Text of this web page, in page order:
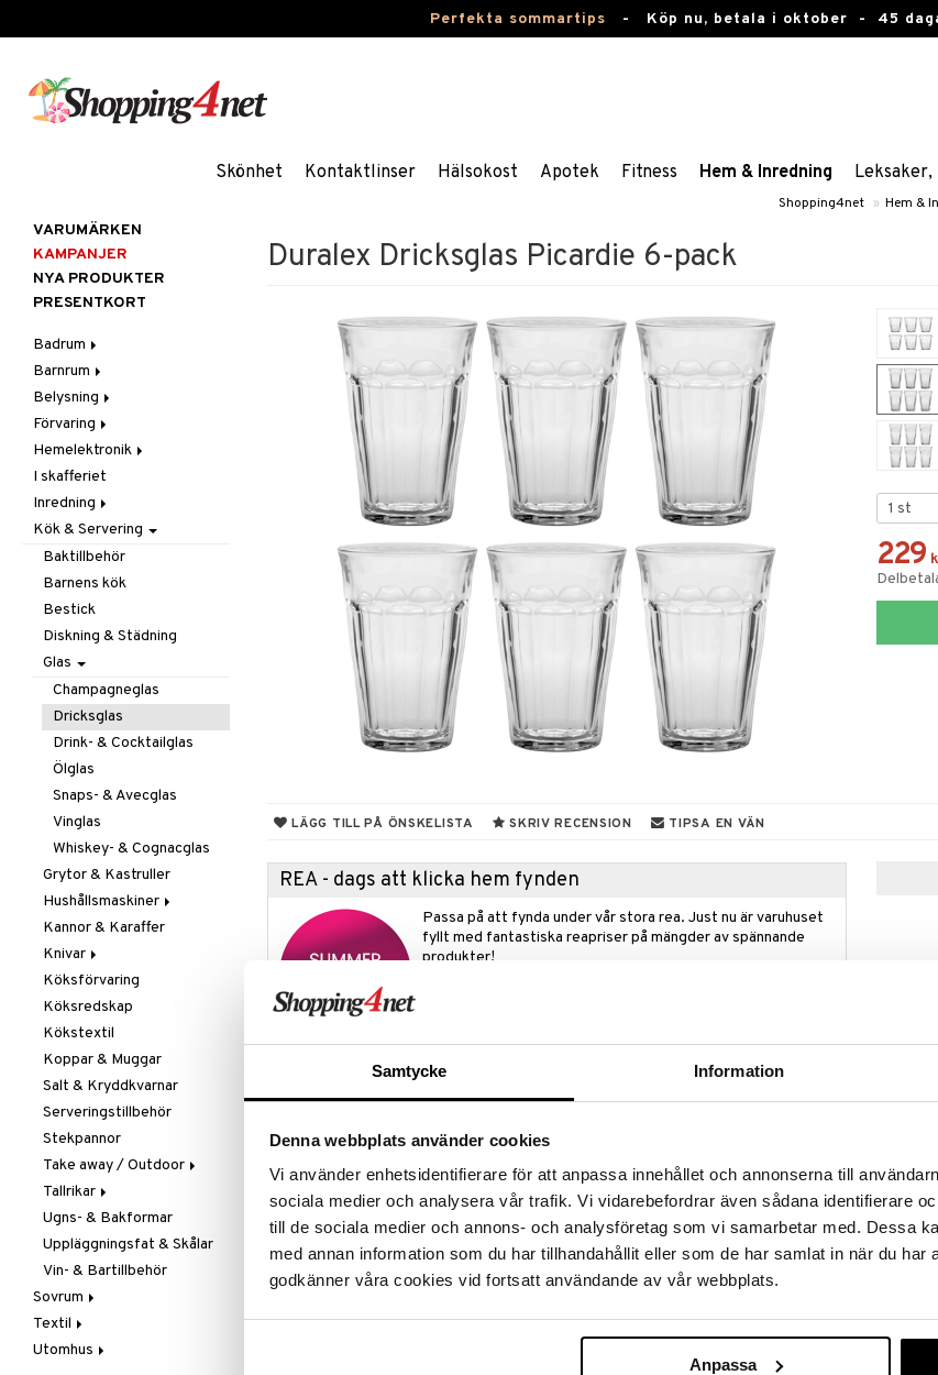
Samtycke Information
Denna webbplats använder cookies
Vi använder enhetsidentifierare för att anpassa innehållet och annonserna till
sociala medier och analysera vår trafik. Vi vidarebefordrar även sådana identifierare
till de sociala medier och annons- och analysföretag som vi samarbetar med. Dessa
med annan information som du har tillhandahållit eller som de har samlat in när du har
godkänner våra cookies vid fortsatt användande av vår webbplats.
Anpassa
Perfekta sommartips - Köp nu, betala i oktober - 45
Skönhet Kontaktlinser Hälsokost Apotek Fitness Hem & Inredning Leksaker,
Shopping4net » Hem &
Duralex Dricksglas Picardie 6-pack
229
LÄGG TILL PÅ ÖNSKELISTA SKRIV RECENSION TIPSA EN VÄN
REA - dags att klicka hem fynden
Passa på att fynda under vår stora rea. Just nu är varuhuset
fyllt med fantastiska reapriser på mängder av spännande
produkter!
Produktinfo
Duralex glas hettas upp till 700°C och kyls sedan av snabbt med kall luft. Då uppstår
en väl beräknad spänning i glaset, som gör glaset motståndskraftigt mot stötar och
slag. Glasen tål frys, mikrovågsugn, maskindisk, värmeväxling och hårda stötar.
Tillverkas i Frankrike.
Finns i flera olika storlekar.
Artikelnr
fr.
VARUMÄRKEN
KAMPANJER
NYA PRODUKTER
PRESENTKORT
Badrum
Badrumsinredning
Badrumstextilier
Badrumstillbehör
Barnrum
Barnlampor
Barnmöbler
Barnrumsdekoration
Barnrumsförvaring
Barnrumstextilier
Belysning
Belysningstillbehör
Lampor
Bordslampor
Taklampor
LED-ljus
Ljuslyktor & Ljusstakar
Utomhusbelysning
Förvaring
Hängare & krokar
Hyllor
Småförvaring
Småförvaring & Korgar
Väskor
Hemelektronik
Ljud
I skafferiet
Inredning
Dekoration
Böcker
Figurer & Skulpturer
Klockor
Krukor
Metal Art
Väggdekorationer
Vaser
Doftljus & Doftspridare
Förvaring & Hyllor
Hängare & Krokar
Hyllor
Småförvaring & Korgar
Juldekoration
Ljuslyktor & Ljusstakar
Småmöbler
Kök & Servering
Baktillbehör
Barnens kök
Bestick
Diskning & Städning
Glas
Champagneglas
Dricksglas
Drink- & Cocktailglas
Ölglas
Snaps- & Avecglas
Vinglas
Whiskey- & Cognacglas
Grytor & Kastruller
Hushållsmaskiner
Brödrostar
Kaffe, Te & Espresso
Mixer & Elvispar
Övriga maskiner
Vattenkokare
Kannor & Karaffer
Knivar
Brödknivar
Knivset
Knivslipar och Brynen
Knivtillbehör
Kockknivar
Skal- & Grönsaksknivar
Skärbrädor
Specialknivar
Köksförvaring
Köksredskap
Kökstextil
Koppar & Muggar
Salt & Kryddkvarnar
Serveringstillbehör
Stekpannor
Take away / Outdoor
Flaskor
Matlådor
Termoskannor
Termosmuggar
Tallrikar
Assietter
Djupa tallrikar
Mattallrikar
Ugns- & Bakformar
Uppläggningsfat & Skålar
Vin- & Bartillbehör
Sovrum
Filtar & Plädar
Prydnadskuddar
Textil
Badrumstextilier
Utomhus